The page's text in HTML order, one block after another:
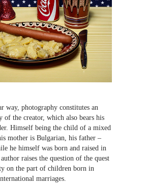
way, photography constitutes an
of the creator, which also bears his
Himself being the child of a mixed
mother is Bulgarian, his father –
he himself was born and raised in
raises the question of the quest
on the part of children born in
marriages.